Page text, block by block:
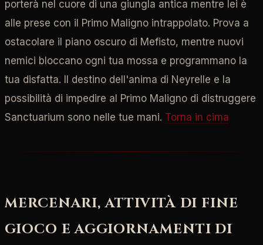
porterà nel cuore di una giungla antica mentre lei è
alle prese con il Primo Maligno intrappolato. Prova a
ostacolare il piano oscuro di Mefisto, mentre nuovi
nemici bloccano ogni tua mossa e programmano la
tua disfatta. Il destino dell'anima di Neyrelle e la
possibilità di impedire al Primo Maligno di distruggere
Sanctuarium sono nelle tue mani. Torna in cima
MERCENARI, ATTIVITÀ DI FINE
GIOCO E AGGIORNAMENTI DI